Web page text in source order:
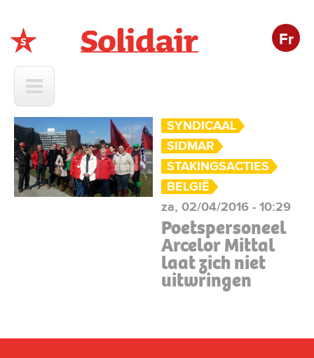
Fr
SYNDICAAL
SIDMAR
STAKINGSACTIES
BELGIË
za, 02/04/2016 - 10:29
Poetspersoneel
Arcelor Mittal
laat zich niet
uitwringen